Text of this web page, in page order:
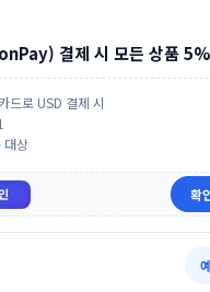
결제 시 모든 상품
드로 USD 결제 시
대상
확